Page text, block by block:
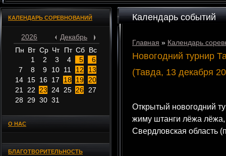
КАЛЕНДАРЬ СОРЕВНОВАНИЙ
2026
Декабрь
Пн Вт Ср Чт Пт Сб Вс
1
2 3 4 5
6
7
8 9 10 11 12
13
14 15 16 17 18 19
20
21
22 23 24 25 26
27
28
29 30 31
О НАС
БЛАГОТВОРИТЕЛЬНОСТЬ
Календарь событий
Главная » Календарь
Новогодний турнир
(Тавда, 13 декабря
Открытый новогодний
жиму штанги лёжа лёжа,
Свердловская область